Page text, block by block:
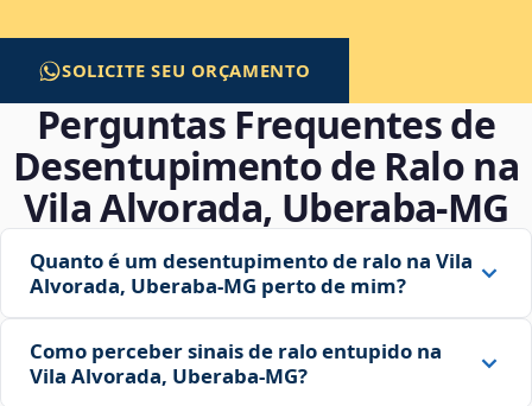
SOLICITE SEU ORÇAMENTO
Perguntas Frequentes de
Desentupimento de Ralo na
Vila Alvorada, Uberaba‑MG
Quanto é um desentupimento de ralo na Vila
Alvorada, Uberaba‑MG perto de mim?
Como perceber sinais de ralo entupido na
Vila Alvorada, Uberaba‑MG?